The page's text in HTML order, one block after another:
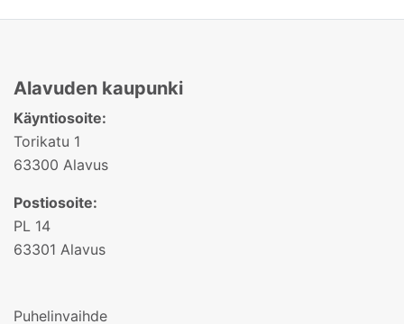
Alavuden kaupunki
Käyntiosoite:
Torikatu 1
63300 Alavus
Postiosoite:
PL 14
63301 Alavus
Puhelinvaihde